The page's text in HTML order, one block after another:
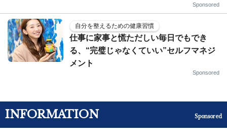
Sponsored
自分を整えるための健康習慣
仕事に家事と慌ただしい毎日でもでき
る、“完璧じゃなくていい”セルフマネジ
メント
Sponsored
INFORMATION Sponsored